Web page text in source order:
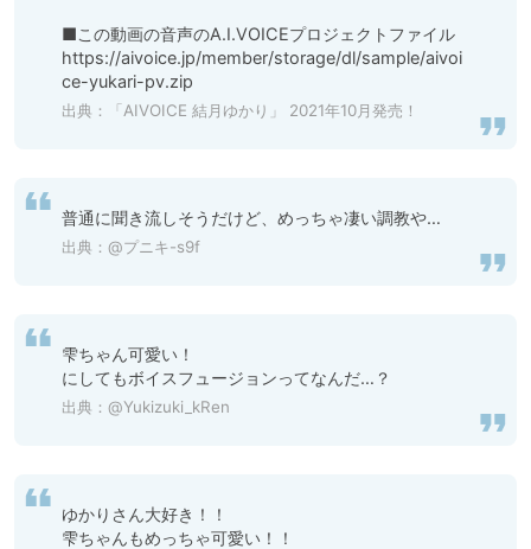
■この動画の音声のA.I.VOICEプロジェクトファイル
https://aivoice.jp/member/storage/dl/sample/aivoi
ce-yukari-pv.zip
出典： 「AIVOICE 結月ゆかり」 2021年10月発売！
普通に聞き流しそうだけど、めっちゃ凄い調教や…
出典： @プニキ-s9f
雫ちゃん可愛い！
にしてもボイスフュージョンってなんだ…？
出典： @Yukizuki_kRen
ゆかりさん大好き！！
雫ちゃんもめっちゃ可愛い！！